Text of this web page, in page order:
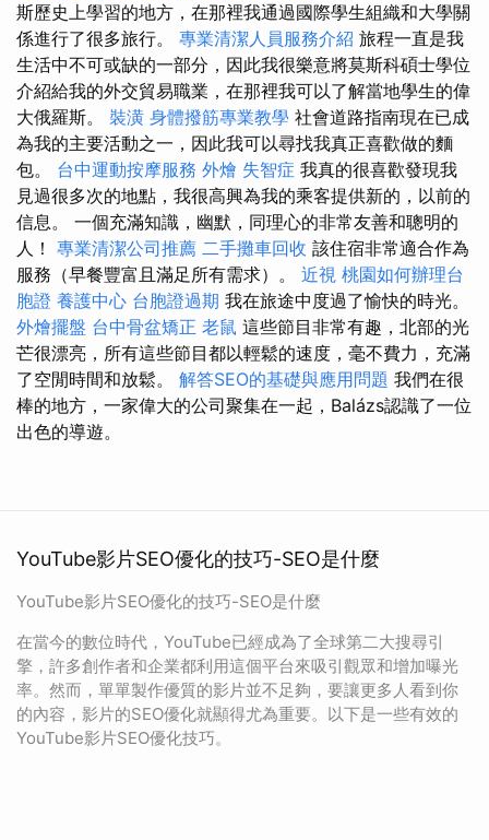
斯歷史上學習的地方，在那裡我通過國際學生組織和大學關
係進行了很多旅行。 專業清潔人員服務介紹 旅程一直是我
生活中不可或缺的一部分，因此我很樂意將莫斯科碩士學位
介紹給我的外交貿易職業，在那裡我可以了解當地學生的偉
大俄羅斯。 裝潢 身體撥筋專業教學 社會道路指南現在已成
為我的主要活動之一，因此我可以尋找我真正喜歡做的麵
包。 台中運動按摩服務 外燴 失智症 我真的很喜歡發現我
見過很多次的地點，我很高興為我的乘客提供新的，以前的
信息。 一個充滿知識，幽默，同理心的非常友善和聰明的
人！ 專業清潔公司推薦 二手攤車回收 該住宿非常適合作為
服務（早餐豐富且滿足所有需求）。 近視 桃園如何辦理台
胞證 養護中心 台胞證過期 我在旅途中度過了愉快的時光。
外燴擺盤 台中骨盆矯正 老鼠 這些節目非常有趣，北部的光
芒很漂亮，所有這些節目都以輕鬆的速度，毫不費力，充滿
了空閒時間和放鬆。 解答SEO的基礎與應用問題 我們在很
棒的地方，一家偉大的公司聚集在一起，Balázs認識了一位
出色的導遊。
YouTube影片SEO優化的技巧-SEO是什麼
YouTube影片SEO優化的技巧-SEO是什麼
在當今的數位時代，YouTube已經成為了全球第二大搜尋引
擎，許多創作者和企業都利用這個平台來吸引觀眾和增加曝光
率。然而，單單製作優質的影片並不足夠，要讓更多人看到你
的內容，影片的SEO優化就顯得尤為重要。以下是一些有效的
YouTube影片SEO優化技巧。